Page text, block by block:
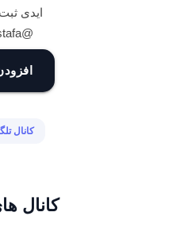
ایدی
@pj_mostafa
کانال
کانال